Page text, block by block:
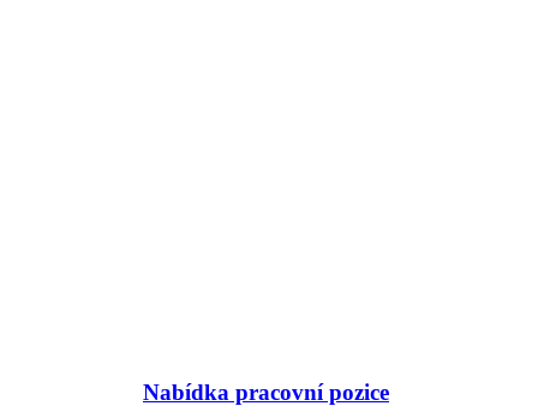
Nabídka pracovní pozice